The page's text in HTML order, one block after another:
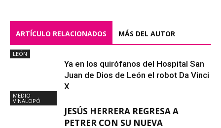
ARTÍCULO RELACIONADOS MÁS DEL AUTOR
LEÓN
Ya en los quirófanos del Hospital San
Juan de Dios de León el robot Da Vinci
X
MEDIO
VINALOPÓ
JESÚS HERRERA REGRESA A
PETRER CON SU NUEVA